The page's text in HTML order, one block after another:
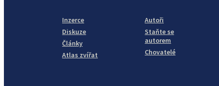
Inzerce
Diskuze
Články
Atlas zvířat
Autoři
Staňte se
autorem
Chovatelé